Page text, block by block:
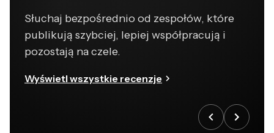
Słuchaj bezpośrednio od zespołów, które
publikują szybciej, lepiej współpracują i
pozostają na czele.
Wyświetl wszystkie recenzje